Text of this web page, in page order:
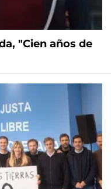
"Cien años de